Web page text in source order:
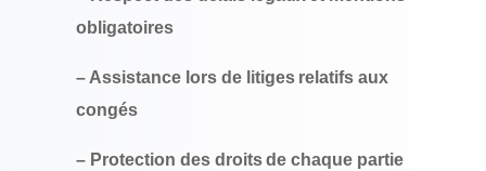
obligatoires
– Assistance lors de litiges relatifs aux
congés
– Protection des droits de chaque partie